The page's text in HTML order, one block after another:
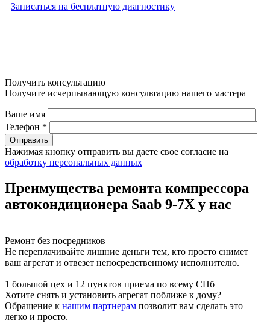
Записаться на бесплатную диагностику
Получить консультацию
Получите исчерпывающую консультацию нашего мастера
Ваше имя
Телефон *
Нажимая кнопку отправить вы даете свое согласие на
обработку персональных данных
Преимущества ремонта компрессора
автокондиционера Saab 9-7X у нас
Ремонт без посредников
Не переплачивайте лишние деньги тем, кто просто снимет
ваш агрегат и отвезет непосредственному исполнителю.
1 большой цех и 12 пунктов приема по всему СПб
Хотите снять и установить агрегат поближе к дому?
Обращение к нашим партнерам позволит вам сделать это
легко и просто.